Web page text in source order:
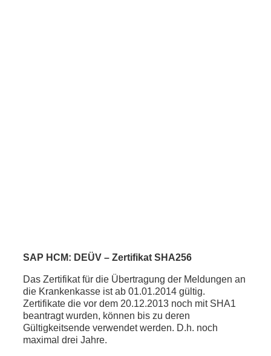
SAP HCM: DEÜV – Zertifikat SHA256
Das Zertifikat für die Übertragung der Meldungen an
die Krankenkasse ist ab 01.01.2014 gültig.
Zertifikate die vor dem 20.12.2013 noch mit SHA1
beantragt wurden, können bis zu deren
Gültigkeitsende verwendet werden. D.h. noch
maximal drei Jahre.